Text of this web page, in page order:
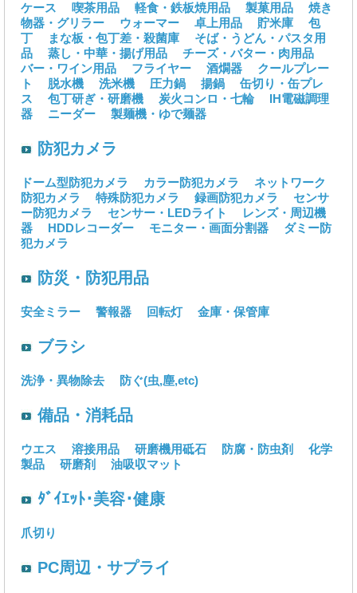
ケース
喫茶用品 軽食・鉄板焼用品 製菓用品
焼き
物器・グリラー
ウォーマー 卓上用品 貯米庫
包
丁
まな板・包丁差・殺菌庫
そば・うどん・パスタ用
品
蒸し・中華・揚げ用品
チーズ・バター・肉用品
バー・ワイン用品
フライヤー 酒燗器
クールプレー
ト
脱水機 洗米機 圧力鍋 揚鍋
缶切り・缶プレ
ス
包丁研ぎ・研磨機 炭火コンロ・七輪
IH電磁調理
器
ニーダー 製麺機・ゆで麺器
防犯カメラ
ドーム型防犯カメラ カラー防犯カメラ
ネットワーク
防犯カメラ
特殊防犯カメラ 録画防犯カメラ
センサ
ー防犯カメラ
センサー・LEDライト
レンズ・周辺機
器
HDDレコーダー モニター・画面分割器
ダミー防
犯カメラ
防災・防犯用品
安全ミラー 警報器 回転灯 金庫・保管庫
ブラシ
洗浄・異物除去 防ぐ(虫,塵,etc)
備品・消耗品
ウエス 溶接用品 研磨機用砥石 防腐・防虫剤
化学
製品
研磨剤 油吸収マット
ﾀﾞｲｴｯﾄ･美容･健康
爪切り
PC周辺・サプライ